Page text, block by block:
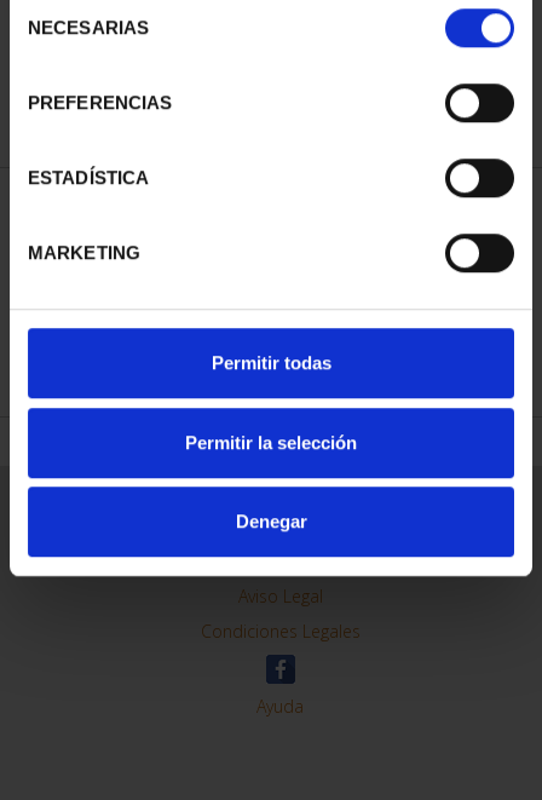
NECESARIAS
PREFERENCIAS
ESTADÍSTICA
MARKETING
Permitir todas
Permitir la selección
Denegar
73,00 €
REFINAR
Contacto
Preguntas Frequentes (FAQs)
Aviso Legal
Condiciones Legales
Ayuda